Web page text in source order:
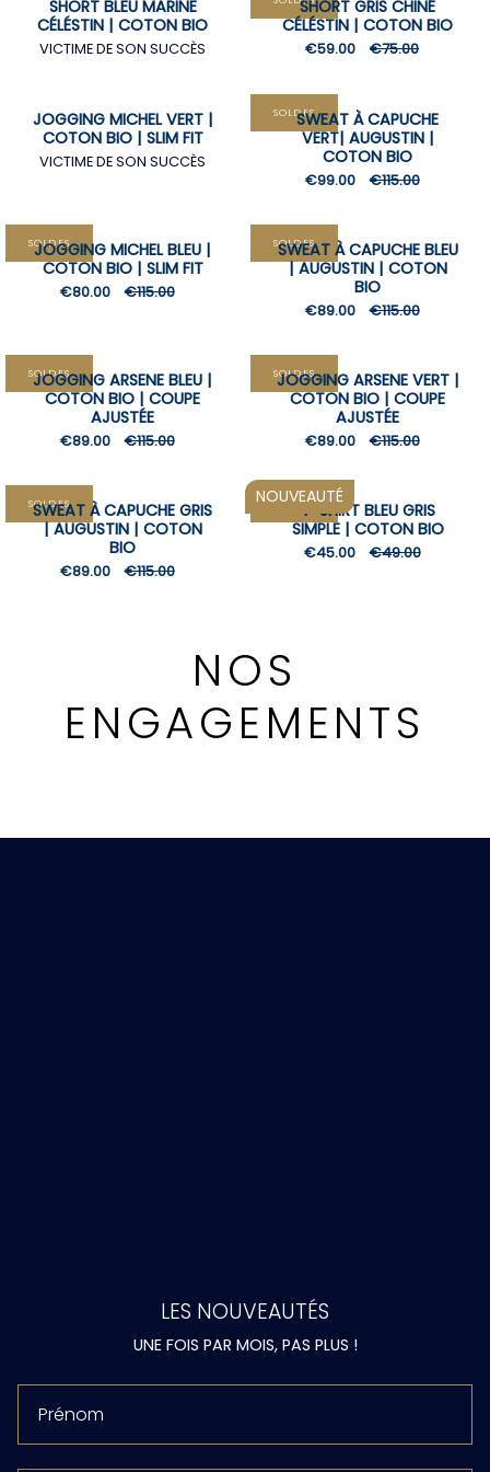
SHORT BLEU MARINE
CÉLÉSTIN | COTON BIO
VICTIME DE SON SUCCÈS
SHORT GRIS CHINÉ
CÉLÉSTIN | COTON BIO
€59.00 €75.00
JOGGING MICHEL VERT |
COTON BIO | SLIM FIT
VICTIME DE SON SUCCÈS
SOLDESSWEAT À CAPUCHE
VERT| AUGUSTIN |
COTON BIO
€99.00 €115.00
SOLDES
JOGGING MICHEL BLEU |
COTON BIO | SLIM FIT
€80.00 €115.00
SOLDES
SWEAT À CAPUCHE BLEU
| AUGUSTIN | COTON
BIO
€89.00 €115.00
SOLDES
JOGGING ARSENE BLEU |
COTON BIO | COUPE
AJUSTÉE
€89.00 €115.00
SOLDES
JOGGING ARSENE VERT |
COTON BIO | COUPE
AJUSTÉE
€89.00 €115.00
SOLDES
SWEAT À CAPUCHE GRIS
| AUGUSTIN | COTON
BIO
€89.00 €115.00
NOUVEAUTÉ
SOLDEST-SHIRT BLEU GRIS
SIMPLE | COTON BIO
€45.00 €49.00
NOS
ENGAGEMENTS
LES NOUVEAUTÉS
UNE FOIS PAR MOIS, PAS PLUS !